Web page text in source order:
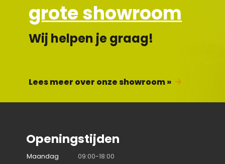
grote showroom
Wij helpen je graag!
Lees meer over onze showroom »
Openingstijden
Maandag
09:00-18:00